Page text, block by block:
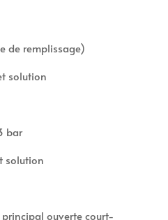
de remplissage)
solution
bar
solution
ouverte court-